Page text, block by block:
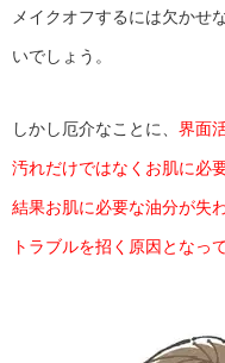
メイクオフするには欠かせ
いでしょう。
しかし厄介なことに、 界面
汚れだけではなくお肌に必
結果お肌に必要な油分が失
トラブルを招く原因となっ